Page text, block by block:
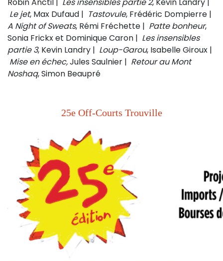
Robin Anctil | Les insensibles partie 2, Kevin Landry |
Le jet, Max Dufaud | Tastovule, Frédéric Dompierre |
A Night of Sweats, Rémi Fréchette | Patte bonheur,
Sonia Frickx et Dominique Caron | Les insensibles
partie 3, Kevin Landry | Loup-Garou, Isabelle Giroux |
Mise en échec,Jules Saulnier | Retour au Mont
Noshaq, Simon Beaupré
25e Off-Courts Trouville